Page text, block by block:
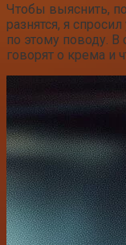
Чтобы выяснить,
разнятся, я
по этому поводу. В
говорят о крема и